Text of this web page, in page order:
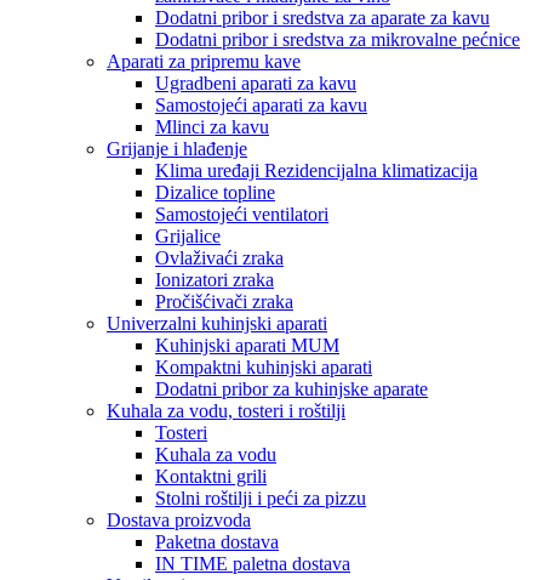
Dodatni pribor i sredstva za aparate za kavu
Dodatni pribor i sredstva za mikrovalne pećnice
Aparati za pripremu kave
Ugradbeni aparati za kavu
Samostojeći aparati za kavu
Mlinci za kavu
Grijanje i hlađenje
Klima uređaji Rezidencijalna klimatizacija
Dizalice topline
Samostojeći ventilatori
Grijalice
Ovlaživaći zraka
Ionizatori zraka
Pročišćivači zraka
Univerzalni kuhinjski aparati
Kuhinjski aparati MUM
Kompaktni kuhinjski aparati
Dodatni pribor za kuhinjske aparate
Kuhala za vodu, tosteri i roštilji
Tosteri
Kuhala za vodu
Kontaktni grili
Stolni roštilji i peći za pizzu
Dostava proizvoda
Paketna dostava
IN TIME paletna dostava